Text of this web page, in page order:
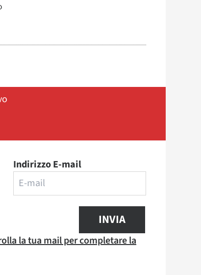
Indirizzo E-mail
INVIA
la tua mail per completare la